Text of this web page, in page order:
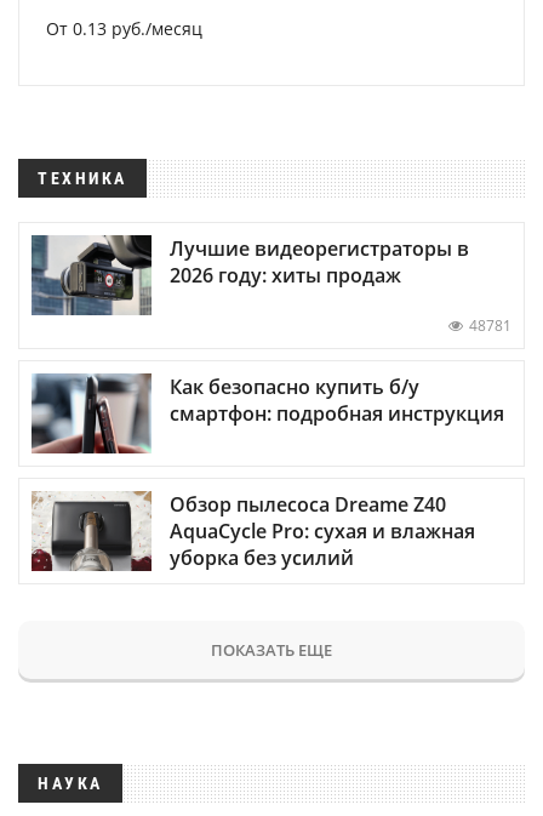
От 0.13 руб./месяц
ТЕХНИКА
Лучшие видеорегистраторы в
2026 году: хиты продаж
48781
Как безопасно купить б/у
смартфон: подробная инструкция
Обзор пылесоса Dreame Z40
AquaCycle Pro: сухая и влажная
уборка без усилий
ПОКАЗАТЬ ЕЩЕ
НАУКА